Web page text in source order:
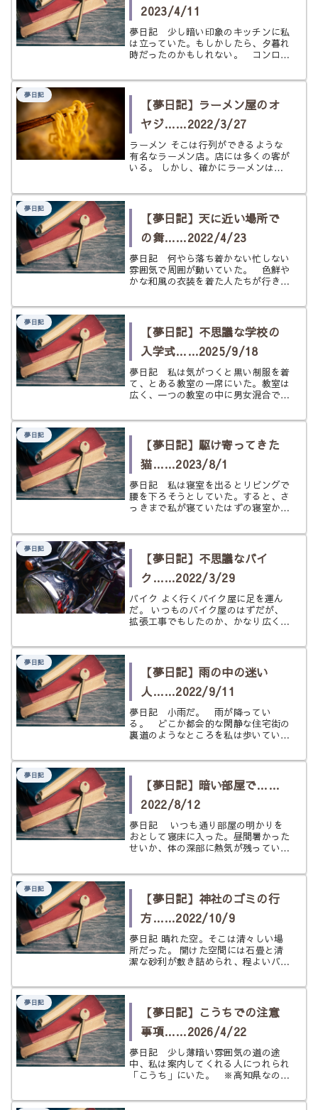
2023/4/11
夢日記 少し暗い印象のキッチンに私
は立っていた。もしかしたら、夕暮れ
時だったのかもしれない。 コンロに
れていた。 鍋には温度計もつけられ
た。 おそらくこれから調理をするた
めに...
夢日記
【夢日記】ラーメン屋のオ
ヤジ……2022/3/27
ラーメン そこは行列ができるような
有名なラーメン店。店には多くの客が
いる。 しかし、確かにラーメンはう
の無愛想な親父である。 そこで働く
食べ残して帰ろうものなら、その店主
に...
夢日記
【夢日記】天に近い場所で
の舞……2022/4/23
夢日記 何やら落ち着かない忙しない
雰囲気で周囲が動いていた。 色鮮や
かな和風の衣装を着た人たちが行き来
感じさせる建物で、所謂天守閣のよう
所に席を設け、仕切りを作り、舞台の
よ...
夢日記
【夢日記】不思議な学校の
入学式……2025/9/18
夢日記 私は気がつくと黒い制服を着
て、とある教室の一席にいた。教室は
広く、一つの教室の中に男女混合でか
うやら四列目にいるらしいの。 前に
今日はどうやら初日、入学の日らし
い。...
夢日記
【夢日記】駆け寄ってきた
猫……2023/8/1
夢日記 私は寝室を出るとリビングで
腰を下ろそうとしていた。すると、さ
っきまで私が寝ていたはずの寝室か
やってきたのだ。 これはおかし
そも、うちでは猫は買っていないし、
寝室には...
夢日記
【夢日記】不思議なバイ
ク……2022/3/29
バイク よく行くバイク屋に足を運ん
だ。 いつものバイク屋のはずだが、
拡張工事でもしたのか、かなり広くな
話をしていると、常連客もやってきて
しかし、今日は少しおかしい。変わっ
た...
夢日記
【夢日記】雨の中の迷い
人……2022/9/11
夢日記 小雨だ。 雨が降ってい
る。 どこか都会的な閑静な住宅街の
裏道のようなところを私は歩いてい
何やら荷物を持っている。 どうやら
いるらしかった。 ここは見たことの
ない道だ...
夢日記
【夢日記】暗い部屋で……
2022/8/12
夢日記 いつも通り部屋の明かりを
おとして寝床に入った。昼間暑かった
せいか、体の深部に熱気が残っている
めに設定しておいたが、それでも寝苦
から気がついた。先程荷物を整理する
た...
夢日記
【夢日記】神社のゴミの行
方……2022/10/9
夢日記 晴れた空。そこは清々しい場
所だった。 開けた空間には石畳と清
潔な砂利が敷き詰められ、程よいバラ
は神社のようだった。 私は幾人かの
い。 本殿から離れ、分社をめぐり帰
って...
夢日記
【夢日記】こうちでの注意
事項……2026/4/22
夢日記 少し薄暗い雰囲気の道の途
中、私は案内してくれる人につれられ
「こうち」にいた。 ※高知県なの
のでわからない、どちらの意味もあり